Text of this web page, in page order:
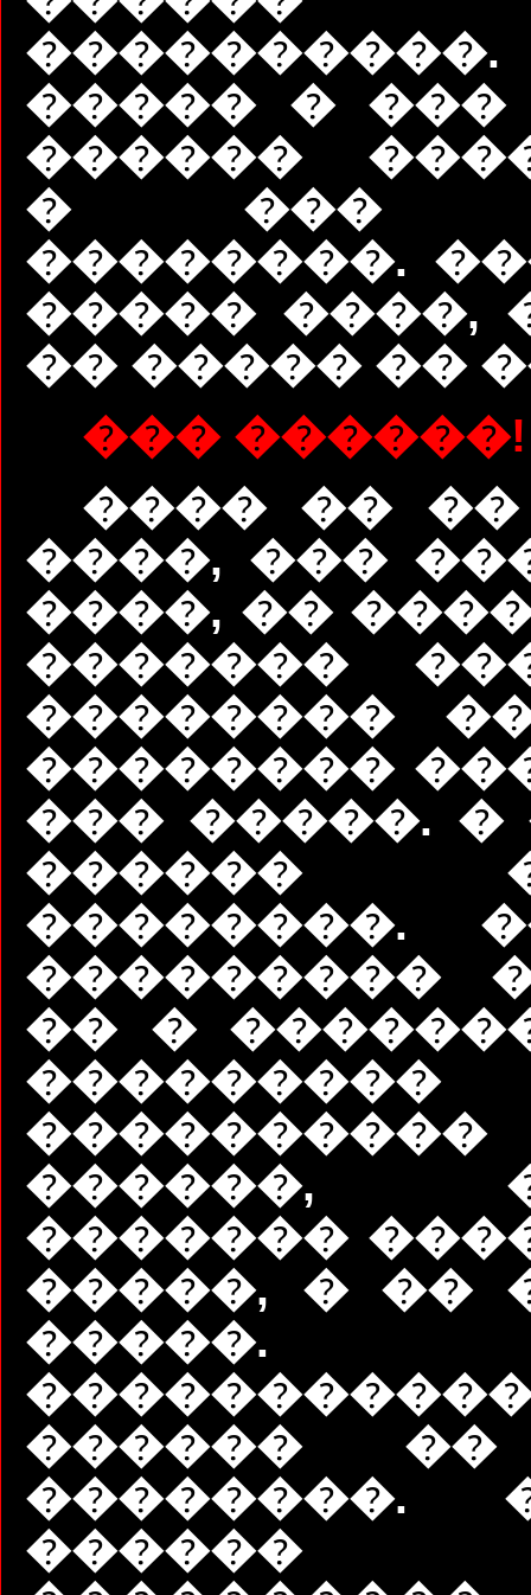
����� � ���
������
� ���
��������.
����� ����,
�� ����� ��
��� ������!
���� ��
����, ���
����, ��
�������
��������
��������
��� �����. �
������
��������.
���������
�� �
����������
������,
�������
�����, � ��
�����.
������
��������.
������